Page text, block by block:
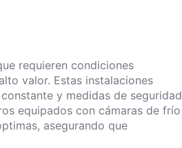
requieren condiciones
valor. Estas instalaciones
y medidas de seguridad
equipados con cámaras de frío
asegurando que